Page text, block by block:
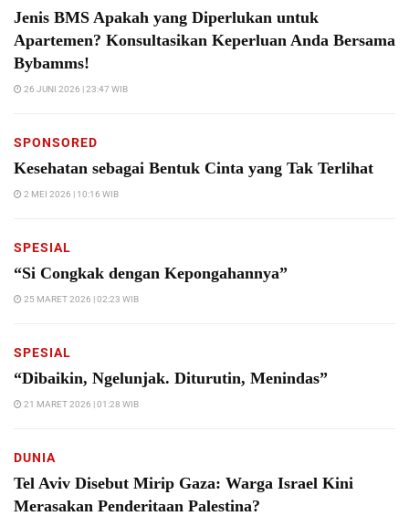
Jenis BMS Apakah yang Diperlukan untuk
Apartemen? Konsultasikan Keperluan Anda Bersama
Bybamms!
26 JUNI 2026 | 23:47 WIB
SPONSORED
Kesehatan sebagai Bentuk Cinta yang Tak Terlihat
2 MEI 2026 | 10:16 WIB
SPESIAL
“Si Congkak dengan Kepongahannya”
25 MARET 2026 | 02:23 WIB
SPESIAL
“Dibaikin, Ngelunjak. Diturutin, Menindas”
21 MARET 2026 | 01:28 WIB
DUNIA
Tel Aviv Disebut Mirip Gaza: Warga Israel Kini
Merasakan Penderitaan Palestina?